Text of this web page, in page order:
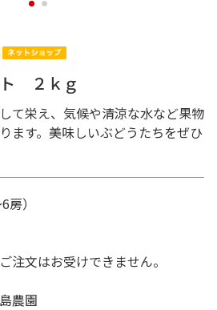
1 2
２ｋｇ
て栄え、気候や清涼な水など果物
ます。美味しいぶどうたちをぜひ
）
注文はお受けできません。
農園